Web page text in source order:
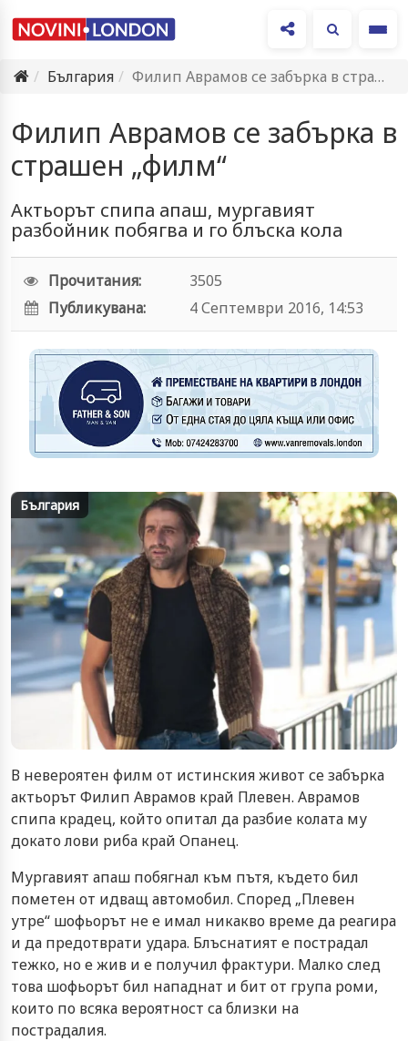
България
Филип Аврамов се забърка в страшен „филм“
Филип Аврамов се забърка в
страшен „филм“
Актьорът спипа апаш, мургавият
разбойник побягва и го блъска кола
Прочитания:
3505
Публикувана:
4 Септември 2016, 14:53
България
В невероятен филм от истинския живот се забърка
актьорът Филип Аврамов край Плевен. Аврамов
спипа крадец, който опитал да разбие колата му
докато лови риба край Опанец.
Мургавият апаш побягнал към пътя, където бил
пометен от идващ автомобил. Според „Плевен
утре“ шофьорът не е имал никакво време да реагира
и да предотврати удара. Блъснатият е пострадал
тежко, но е жив и е получил фрактури. Малко след
това шофьорът бил нападнат и бит от група роми,
които по всяка вероятност са близки на
пострадалия.